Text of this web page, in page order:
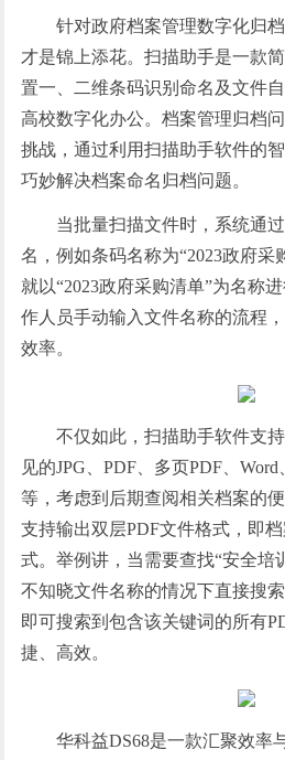
针对政府档案管理数字化归
才是锦上添花。扫描助手是一款
置一、二维条码识别命名及文件
高校数字化办公。档案管理归档
挑战，通过利用扫描助手软件的
巧妙解决档案命名归档问题。
当批量扫描文件时，系统通
名，例如条码名称为“2023政府采
就以“2023政府采购清单”为名称
作人员手动输入文件名称的流程
效率。
不仅如此，扫描助手软件支
见的JPG、PDF、多页PDF、
等，考虑到后期查阅相关档案的
支持输出双层PDF文件格式，即
式。举例讲，当需要查找“安全培
不知晓文件名称的情况下直接搜
即可搜索到包含该关键词的所有
捷、高效。
华科益DS68是一款汇聚效率